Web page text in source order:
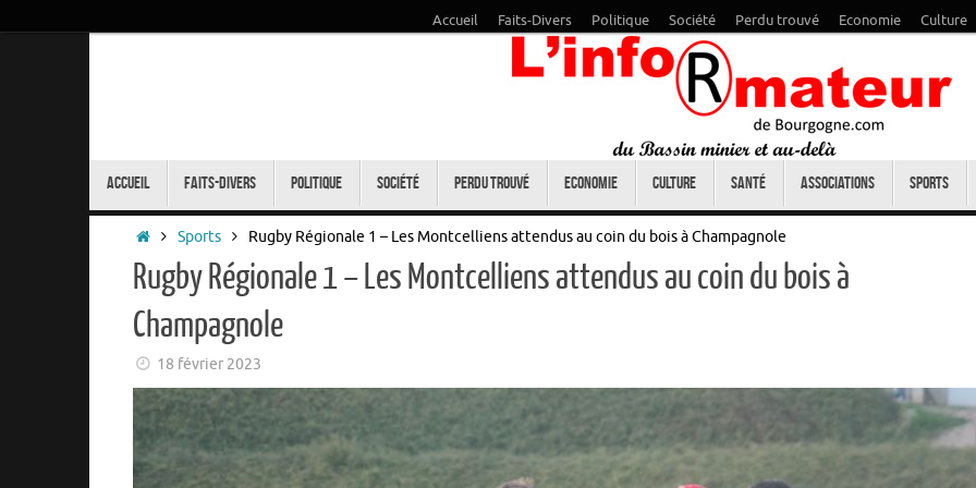
Accueil Faits-Divers Politique Société Perdu trouvé Economie Culture
Accueil Faits-Divers Politique Société Perdu trouvé Economie Culture Santé Associations Sports
Accueil
Sports Rugby Régionale 1 – Les Montcelliens attendus au coin du bois à Champagnole
Rugby Régionale 1 – Les Montcelliens attendus au coin du bois à
Champagnole
18 février 2023